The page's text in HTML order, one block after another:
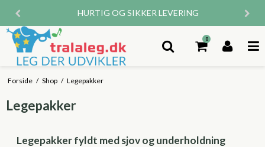
HURTIG OG SIKKER LEVERING
0
Forside / Shop / Legepakker
Legepakker
Legepakker fyldt med sjov og underholdning